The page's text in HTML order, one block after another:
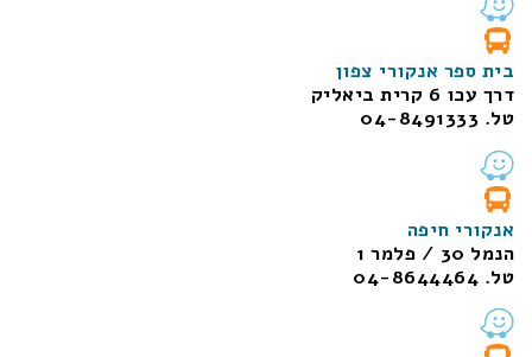
בית ספר אנקורי צפון
דרך עכו 6 קרית ביאליק
טל. 04-8491333
אנקורי חיפה
הנמל 30 / פלמר 1
טל. 04-8644464